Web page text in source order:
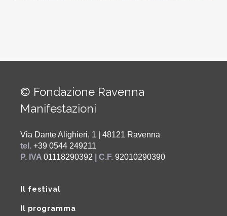
© Fondazione Ravenna
Manifestazioni
Via Dante Alighieri, 1 | 48121 Ravenna
tel. +39 0544 249211
P. IVA 01118290392 | C.F. 92010290390
Il festival
Il programma